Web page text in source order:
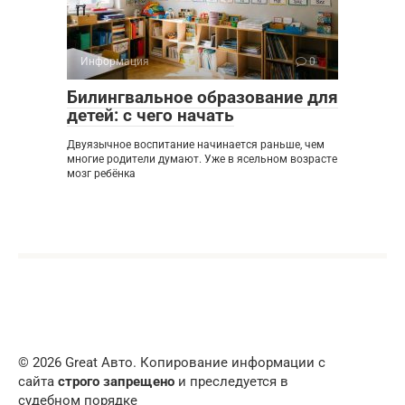
Информация 0
Билингвальное образование для
детей: с чего начать
Двуязычное воспитание начинается раньше, чем
многие родители думают. Уже в ясельном возрасте
мозг ребёнка
© 2026 Great Авто. Копирование информации с
сайта строго запрещено и преследуется в
судебном порядке